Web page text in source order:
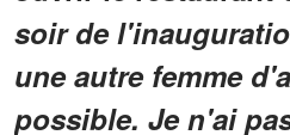
soir de
une autre femme
possible. Je n'ai